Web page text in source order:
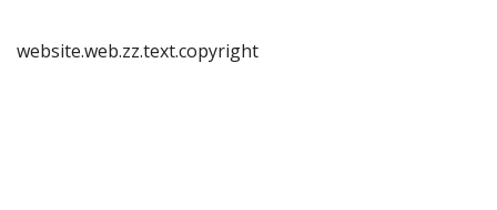
website.web.zz.text.copyright